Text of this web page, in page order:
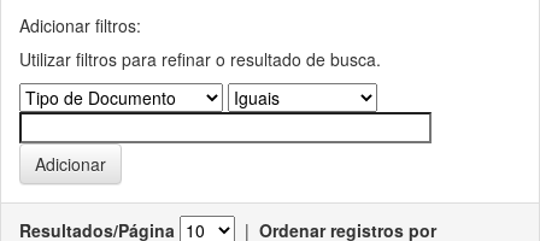
Adicionar filtros:
Utilizar filtros para refinar o resultado de busca.
Resultados/Página | Ordenar registros por